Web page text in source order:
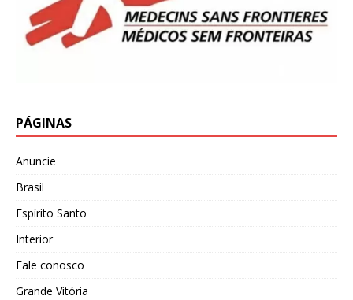
PÁGINAS
Anuncie
Brasil
Espírito Santo
Interior
Fale conosco
Grande Vitória